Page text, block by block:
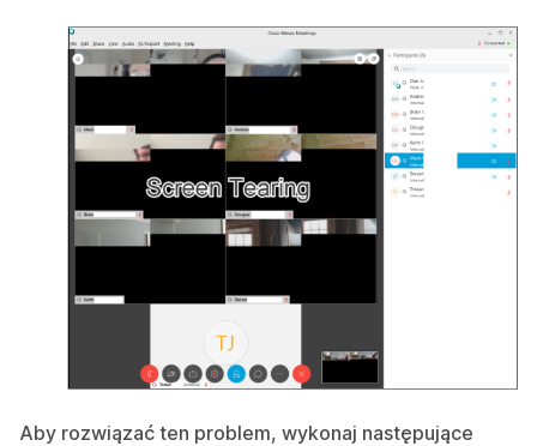
Aby rozwiązać ten problem, wykonaj następujące